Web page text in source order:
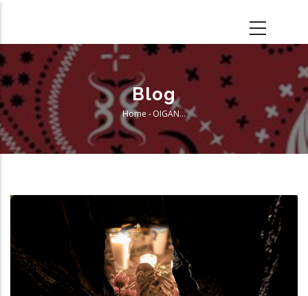
main
content
Blog
Breadcrumb
Home -OIGAN…